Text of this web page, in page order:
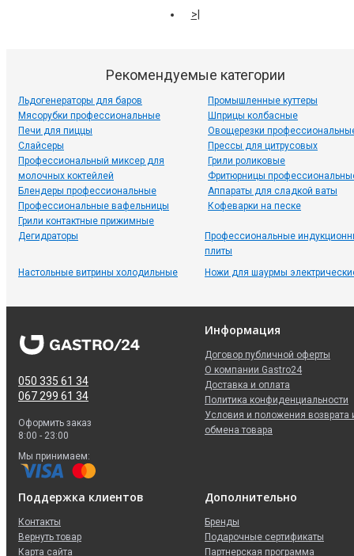
>|
Рекомендуемые категории
Льдогенераторы для баров
Мясорубки профессиональные
Печи для пиццы
Слайсеры
Промышленные куттеры
Шприцы колбасные
Овощерезки
Прессы для цитрусовых
Профессиональный миксер для
молочных коктейлей
Блендеры профессиональные
Профессиональные вафельницы
Грили контактные прижимные
Грили роликовые
Фритюрницы
Аппараты для сладкой ваты
Кофеварки на песке
Дегидраторы
Настольные витрины холодильные
Профессиональные
плиты
Ножи для шаурмы
050 335 61 34
067 299 61 34
Оформить заказ
8:00 - 23:00
Мы принимаем:
Информация
Договор публичной оферты
О компании Gastro24
Доставка и оплата
Политика конфиденциальности
Условия и положения возврата
обмена товара
Поддержка клиентов
Контакты
Вернуть товар
Карта сайта
Дополнительно
Бренды
Подарочные сертификаты
Партнерская программа